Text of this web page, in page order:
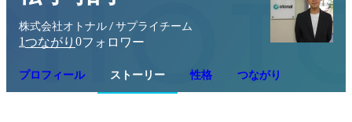
株式会社オトナル / サプライチーム
1つながり 0フォロワー
プロフィール ストーリー 性格 つながり